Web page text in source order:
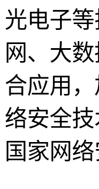
光电子
网、大
合应用
络安全
国家网